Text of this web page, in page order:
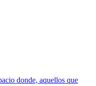
donde, aquellos que